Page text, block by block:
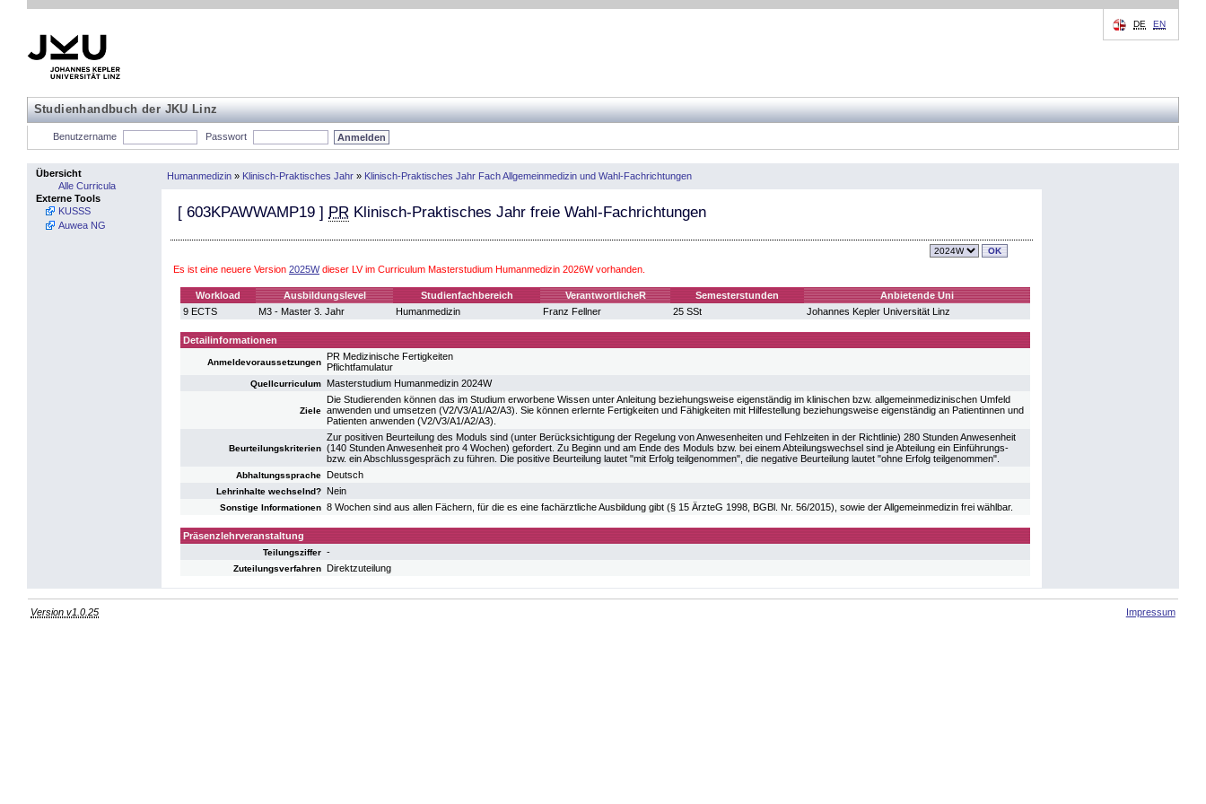
Studienhandbuch der JKU Linz
DE EN
Benutzername Passwort
Übersicht
Alle Curricula
Externe Tools
KUSSS
Auwea NG
Humanmedizin » Klinisch-Praktisches Jahr » Klinisch-Praktisches Jahr Fach Allgemeinmedizin und Wahl-Fachrichtungen
[ 603KPAWWAMP19 ] PR Klinisch-Praktisches Jahr freie Wahl-Fachrichtungen
Es ist eine neuere Version 2025Wdieser LV im Curriculum Masterstudium Humanmedizin 2026W vorhanden.
Workload Ausbildungslevel Studienfachbereich VerantwortlicheR Semesterstunden
Anbietende Uni
9 ECTS
M3 - Master 3. Jahr Humanmedizin Franz Fellner 25 SSt Johannes Kepler Universität Linz
Detailinformationen
Anmeldevoraussetzungen
PR Medizinische Fertigkeiten
Pflichtfamulatur
Quellcurriculum Masterstudium Humanmedizin 2024W
Ziele
Die Studierenden können das im Studium erworbene Wissen unter Anleitung beziehungsweise eigenständig im klinischen bzw. allgemeinmedizinischen Umfeld
anwenden und umsetzen (V2/V3/A1/A2/A3). Sie können erlernte Fertigkeiten und Fähigkeiten mit Hilfestellung beziehungsweise eigenständig an Patientinnen und
Patienten anwenden (V2/V3/A1/A2/A3).
Beurteilungskriterien
Zur positiven Beurteilung des Moduls sind (unter Berücksichtigung der Regelung von Anwesenheiten und Fehlzeiten in der Richtlinie) 280 Stunden Anwesenheit
(140 Stunden Anwesenheit pro 4 Wochen) gefordert. Zu Beginn und am Ende des Moduls bzw. bei einem Abteilungswechsel sind je Abteilung ein Einführungs-
bzw. ein Abschlussgespräch zu führen. Die positive Beurteilung lautet "mit Erfolg teilgenommen", die negative Beurteilung lautet "ohne Erfolg teilgenommen".
Abhaltungssprache Deutsch
Lehrinhalte wechselnd? Nein
Sonstige Informationen 8 Wochen sind aus allen Fächern, für die es eine fachärztliche Ausbildung gibt (§ 15 ÄrzteG 1998, BGBl. Nr. 56/2015), sowie der Allgemeinmedizin frei wählbar.
Präsenzlehrveranstaltung
Teilungsziffer -
Zuteilungsverfahren Direktzuteilung
Version v1.0.25 Impressum